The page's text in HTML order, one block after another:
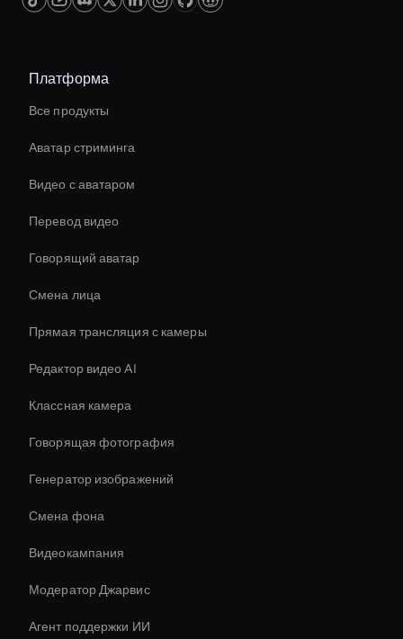
Платформа
Все продукты
Аватар стриминга
Видео с аватаром
Перевод видео
Говорящий аватар
Смена лица
Прямая трансляция с камеры
Редактор видео AI
Классная камера
Говорящая фотография
Генератор изображений
Смена фона
Видеокампания
Модератор Джарвис
Агент поддержки ИИ